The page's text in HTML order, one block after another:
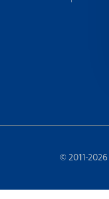
© 2011-2026